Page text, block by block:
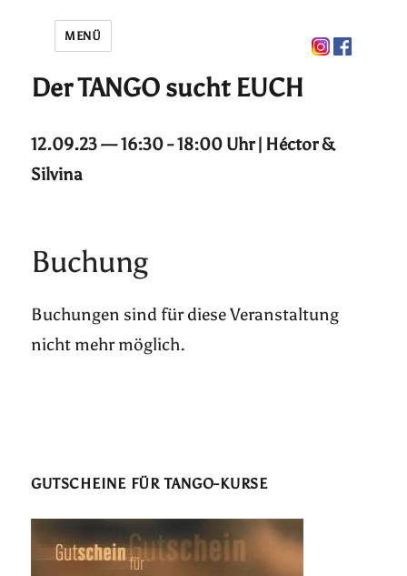
MENÜ
Der TANGO sucht EUCH
12.09.23 — 16:30 - 18:00 Uhr | Héctor &
Silvina
Buchung
Buchungen sind für diese Veranstaltung
nicht mehr möglich.
GUTSCHEINE FÜR TANGO-KURSE